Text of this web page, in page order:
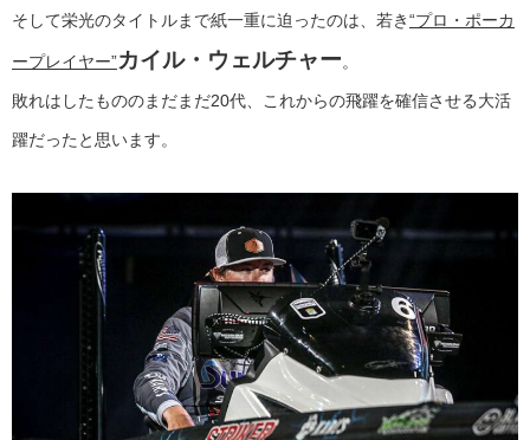
そして栄光のタイトルまで紙一重に迫ったのは、若き“プロ・ポーカ
ープレイヤー”カイル・ウェルチャー。
敗れはしたもののまだまだ20代、これからの飛躍を確信させる大活
躍だったと思います。